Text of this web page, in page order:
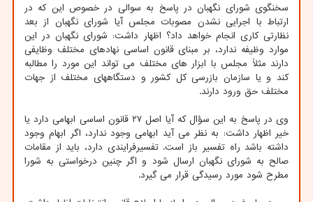
سخنگوی شورای نگهبان در پاسخ به سوالی در خصوص این که در
ارتباط با اجرایی نشدن مصوبات مجلس آیا شورای نگهبان از بعد
نظارتی کاری انجام خواهد داد؟ اظهار داشت: شورای نگهبان در این
موارد وظیفه ندارد، بر مبنای قانون اساسی نهادهای مختلف وظایفی
دارند مثلاً مجلس با ابزار های مختلف می تواند این مورد را مطالبه
کند و یا سازمان بازرسی کل کشور و دستگاههای مختلف از جهات
مختلف حق ورود دارند.
وی در پاسخ به این سؤال که آیا اصل ۲۷ قانون اساسی ابهامی دارد یا
خیر اظهار داشت: به نظر می آید ابهامی وجود ندارد، اگر ابهام وجود
داشته باشد راه تفسیر باز است. تفسیرفرایندی دارد، باید از مقامات
صالح به شورای نگهبان ارسال شود و اگر چنین درخواستی به شورا
مطرح شود مورد رسیدگی قرار می گیرد.